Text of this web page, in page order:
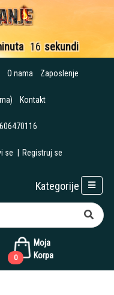
15 sekundi
O nama Zaposlenje
Kontakt
se Registruj se
Moja
Korpa
0
Kategorije